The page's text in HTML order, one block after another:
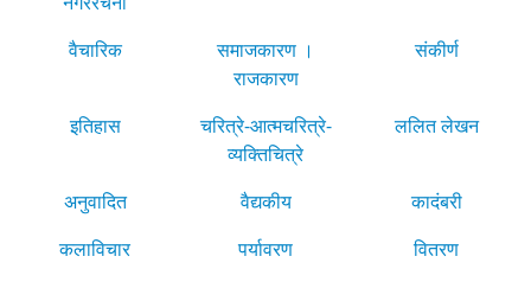
वैचारिक
समाजकारण ।
राजकारण
संकीर्ण
इतिहास
चरित्रे-आत्मचरित्रे-
व्यक्तिचित्रे
ललित लेखन
अनुवादित वैद्यकीय
कादंबरी
कलाविचार
पर्यावरण
वितरण